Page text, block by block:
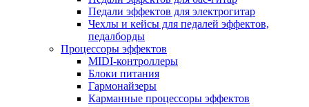
Педали эффектов для электрогитар
Чехлы и кейсы для педалей эффектов,
педалборды
Процессоры эффектов
MIDI-контроллеры
Блоки питания
Гармонайзеры
Карманные процессоры эффектов